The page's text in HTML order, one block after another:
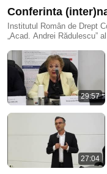
Conferinta
editia a VII-a -
31/1990 la 35 de ani
Institutul Român de Drept
„Acad. Andrei Rădulescu”
să participați la Conferința
VII a, Legea societăților
ultimelor modificări
desfășura în format fizic, Când? - În perioada 18 -19 septembrie 2025,
Unde? În sala de
septembrie nr. 13 Evenimentul științific se adresează atât practicienilor
dreptului, cât și a
întâlniri și dezbateri
străini în materie, propune
dreptului afacerilor și oferă
29:57
27:04